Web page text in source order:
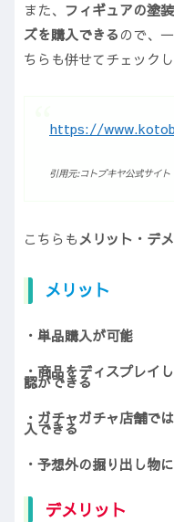
また、 フィギュアの塗
ズを購入できるので、
ちらも併せてチェック
https://
引用元:コトブキヤ公式サイト
こちらもメリット・デ
メリット
・単品購入が可能
・商品をディスプレイ
認ができる
・ガチャガチャ店舗で
入できる
・予想外の掘り出し物
デメリット